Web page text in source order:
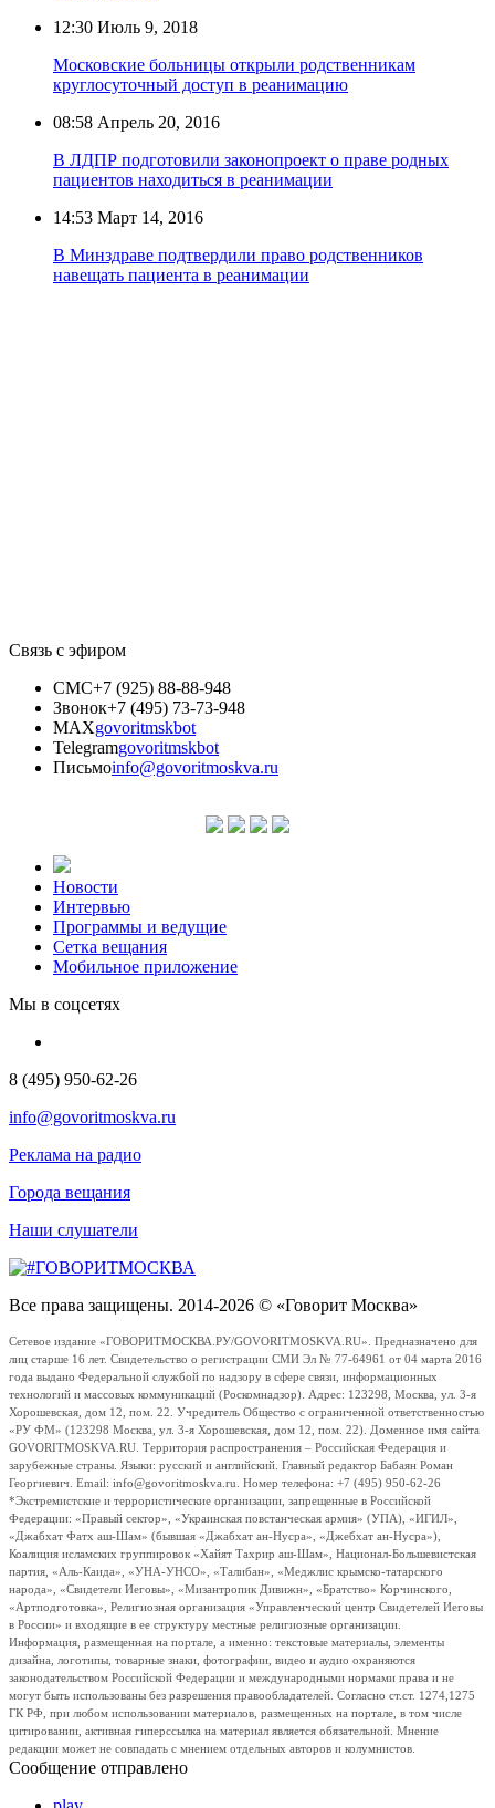
12:30 Июль 9, 2018
Московские больницы открыли родственникам
круглосуточный доступ в реанимацию
08:58 Апрель 20, 2016
В ЛДПР подготовили законопроект о праве родных
пациентов находиться в реанимации
14:53 Март 14, 2016
В Минздраве подтвердили право родственников
навещать пациента в реанимации
Связь с эфиром
СМС+7 (925) 88-88-948
Звонок+7 (495) 73-73-948
MAXgovoritmskbot
Telegramgovoritmskbot
Письмоinfo@govoritmoskva.ru
Новости
Интервью
Программы и ведущие
Сетка вещания
Мобильное приложение
Мы в соцсетях
8 (495) 950-62-26
info@govoritmoskva.ru
Реклама на радио
Города вещания
Наши слушатели
Все права защищены. 2014-2026 © «Говорит Москва»
Сетевое издание «ГОВОРИТМОСКВА.РУ/GOVORITMOSKVA.RU». Предназначено для
лиц старше 16 лет. Свидетельство о регистрации СМИ Эл № 77-64961 от 04 марта 2016
года выдано Федеральной службой по надзору в сфере связи, информационных
технологий и массовых коммуникаций (Роскомнадзор). Адрес: 123298, Москва, ул. 3-я
Хорошевская, дом 12, пом. 22. Учредитель Общество с ограниченной ответственностью
«РУ ФМ» (123298 Москва, ул. 3-я Хорошевская, дом 12, пом. 22). Доменное имя сайта
GOVORITMOSKVA.RU. Территория распространения – Российская Федерация и
зарубежные страны. Языки: русский и английский. Главный редактор Бабаян Роман
Георгиевич. Email: info@govoritmoskva.ru. Номер телефона: +7 (495) 950-62-26
*Экстремистские и террористические организации, запрещенные в Российской
Федерации: «Правый сектор», «Украинская повстанческая армия» (УПА), «ИГИЛ»,
«Джабхат Фатх аш-Шам» (бывшая «Джабхат ан-Нусра», «Джебхат ан-Нусра»),
Коалиция исламских группировок «Хайят Тахрир аш-Шам», Национал-Большевистская
партия, «Аль-Каида», «УНА-УНСО», «Талибан», «Меджлис крымско-татарского
народа», «Свидетели Иеговы», «Мизантропик Дивижн», «Братство» Корчинского,
«Артподготовка», Религиозная организация «Управленческий центр Свидетелей Иеговы
в России» и входящие в ее структуру местные религиозные организации.
Информация, размещенная на портале, а именно: текстовые материалы, элементы
дизайна, логотипы, товарные знаки, фотографии, видео и аудио охраняются
законодательством Российской Федерации и международными нормами права и не
могут быть использованы без разрешения правообладателей. Согласно ст.ст. 1274,1275
ГК РФ, при любом использовании материалов, размещенных на портале, в том числе
цитировании, активная гиперссылка на материал является обязательной. Мнение
редакции может не совпадать с мнением отдельных авторов и колумнистов.
Сообщение отправлено